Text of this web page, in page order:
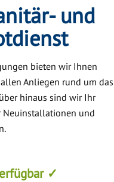
und
bieten wir Ihnen
Anliegen rund um das
hinaus sind wir Ihr
Neuinstallationen und
✓